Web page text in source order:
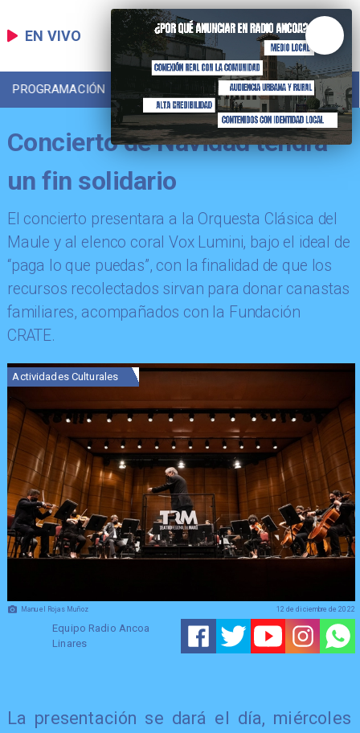
EN VIVO
PROGRAMACIÓN DEPORTES
Concierto de Navidad tendrá
un fin solidario
El concierto presentara a la Orquesta Clásica del
Maule y al elenco coral Vox Lumini, bajo el ideal de
“paga lo que puedas”, con la finalidad de que los
recursos recolectados sirvan para donar canastas
familiares, acompañados con la Fundación
CRATE.
Manuel Rojas Muñoz
Actividades Culturales
Equipo Radio Ancoa
Linares
12 de diciembre de 2022
La presentación se dará el día, miércoles